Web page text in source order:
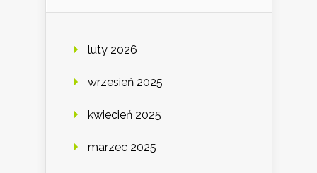
luty 2026
wrzesień 2025
kwiecień 2025
marzec 2025